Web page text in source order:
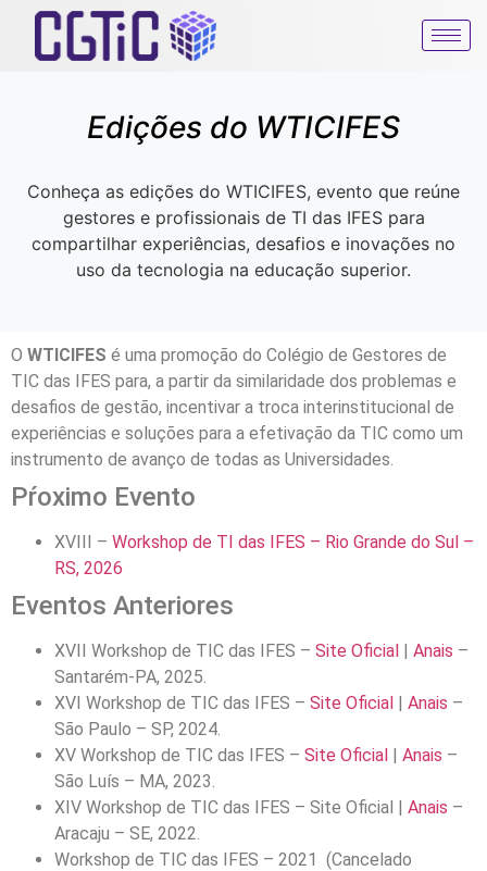
Edições do WTICIFES
Conheça as edições do WTICIFES, evento que reúne
gestores e profissionais de TI das IFES para
compartilhar experiências, desafios e inovações no
uso da tecnologia na educação superior.
O WTICIFES é uma promoção do Colégio de Gestores de
TIC das IFES para, a partir da similaridade dos problemas e
desafios de gestão, incentivar a troca interinstitucional de
experiências e soluções para a efetivação da TIC como um
instrumento de avanço de todas as Universidades.
Pŕoximo Evento
XVIII – Workshop de TI das IFES – Rio Grande do Sul –
RS, 2026
Eventos Anteriores
XVII Workshop de TIC das IFES – Site Oficial | Anais –
Santarém-PA, 2025.
XVI Workshop de TIC das IFES – Site Oficial | Anais –
São Paulo – SP, 2024.
XV Workshop de TIC das IFES – Site Oficial | Anais –
São Luís – MA, 2023.
XIV Workshop de TIC das IFES – Site Oficial | Anais –
Aracaju – SE, 2022.
Workshop de TIC das IFES – 2021 (Cancelado